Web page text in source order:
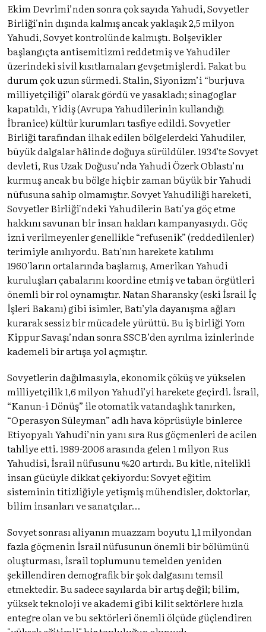
Ekim Devrimi’nden sonra çok sayıda Yahudi, Sovyetler
Birliği'nin dışında kalmış ancak yaklaşık 2,5 milyon
Yahudi, Sovyet kontrolünde kalmıştı. Bolşevikler
başlangıçta antisemitizmi reddetmiş ve Yahudiler
üzerindeki sivil kısıtlamaları gevşetmişlerdi. Fakat bu
durum çok uzun sürmedi. Stalin, Siyonizm’i “burjuva
milliyetçiliği” olarak gördü ve yasakladı; sinagoglar
kapatıldı, Yidiş (Avrupa Yahudilerinin kullandığı
İbranice) kültür kurumları tasfiye edildi. Sovyetler
Birliği tarafından ilhak edilen bölgelerdeki Yahudiler,
büyük dalgalar hâlinde doğuya sürüldüler. 1934’te Sovyet
devleti, Rus Uzak Doğusu’nda Yahudi Özerk Oblastı’nı
kurmuş ancak bu bölge hiçbir zaman büyük bir Yahudi
nüfusuna sahip olmamıştır. Sovyet Yahudiliği hareketi,
Sovyetler Birliği'ndeki Yahudilerin Batı'ya göç etme
hakkını savunan bir insan hakları kampanyasıydı. Göç
izni verilmeyenler genellikle “refusenik” (reddedilenler)
terimiyle anılıyordu. Batı'nın harekete katılımı
1960'ların ortalarında başlamış, Amerikan Yahudi
kuruluşları çabalarını koordine etmiş ve taban örgütleri
önemli bir rol oynamıştır. Natan Sharansky (eski İsrail İç
İşleri Bakanı) gibi isimler, Batı’yla dayanışma ağları
kurarak sessiz bir mücadele yürüttü. Bu iş birliği Yom
Kippur Savaşı’ndan sonra SSCB’den ayrılma izinlerinde
kademeli bir artışa yol açmıştır.
Sovyetlerin dağılmasıyla, ekonomik çöküş ve yükselen
milliyetçilik 1,6 milyon Yahudi’yi harekete geçirdi. İsrail,
“Kanun-i Dönüş” ile otomatik vatandaşlık tanırken,
“Operasyon Süleyman” adlı hava köprüsüyle binlerce
Etiyopyalı Yahudi’nin yanı sıra Rus göçmenleri de acilen
tahliye etti. 1989-2006 arasında gelen 1 milyon Rus
Yahudisi, İsrail nüfusunu %20 artırdı. Bu kitle, nitelikli
insan gücüyle dikkat çekiyordu: Sovyet eğitim
sisteminin titizliğiyle yetişmiş mühendisler, doktorlar,
bilim insanları ve sanatçılar…
Sovyet sonrası aliyanın muazzam boyutu 1,1 milyondan
fazla göçmenin İsrail nüfusunun önemli bir bölümünü
oluşturması, İsrail toplumunu temelden yeniden
şekillendiren demografik bir şok dalgasını temsil
etmektedir. Bu sadece sayılarda bir artış değil; bilim,
yüksek teknoloji ve akademi gibi kilit sektörlere hızla
entegre olan ve bu sektörleri önemli ölçüde güçlendiren